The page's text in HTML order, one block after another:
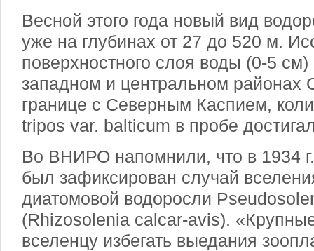
Весной этого года новый вид
уже на глубинах от 27 до 520 м.
поверхностного слоя воды (0-5 см)
западном и центральном районах
границе с Северным Каспием,
tripos var. balticum в пробе
Во ВНИРО напомнили, что в 1934 г
был зафиксирован случай
диатомовой водоросли
(Rhizosolenia calcar-avis).
вселенцу избегать выедания